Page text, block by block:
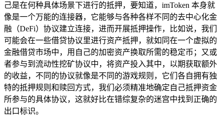
己是在何种具体场景下进行的抵押，要知道，imToken 本身就
像是一个万能的连接器，它能够与各种各样不同的去中心化金
融（DeFi）协议建立连接，进而开展抵押操作，比如说，我们
可能会在一些借贷协议里进行资产抵押，就如同在一个虚拟的
金融借贷市场中，用自己的加密资产换取所需的稳定币；又或
者参与到流动性挖矿协议中，将资产投入其中，以期获取额外
的收益，不同的协议就像是不同的游戏规则，它们各自拥有独
特的抵押规则和赎回方式，我们必须精准地确定自己抵押资金
所参与的具体协议，这就好比在错综复杂的迷宫中找到正确的
出口标识。